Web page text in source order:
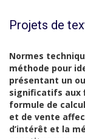
Projets de
Normes
méthode pour
présentant un
significatifs aux
formule de
et de vente
d’intérêt et la